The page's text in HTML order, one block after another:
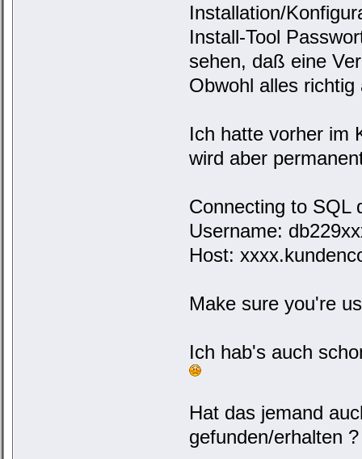
Installation/
Install-Tool
sehen, daß eine
Obwohl alles
Ich hatte vorher im
wird aber
Connecting to
Username:
Host:
Make sure you're
Ich hab's auch
Hat das jemand
gefunden/erhalten ?